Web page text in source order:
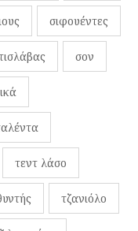
σιφουέντες
σον
τεντ λάσο
τζανιόλο